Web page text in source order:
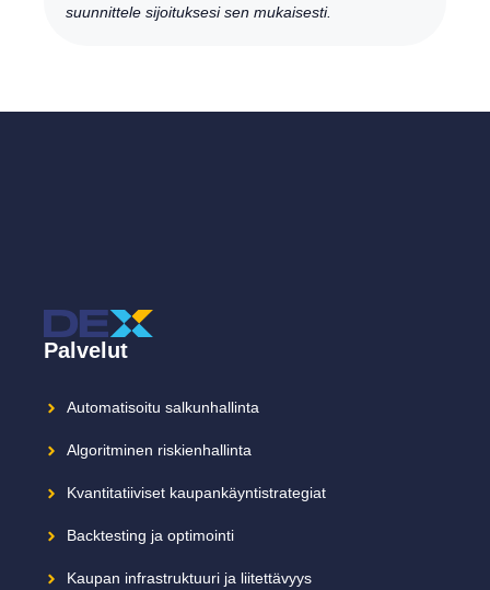
suunnittele sijoituksesi sen mukaisesti.
Palvelut
Automatisoitu salkunhallinta
Algoritminen riskienhallinta
Kvantitatiiviset kaupankäyntistrategiat
Backtesting ja optimointi
Kaupan infrastruktuuri ja liitettävyys